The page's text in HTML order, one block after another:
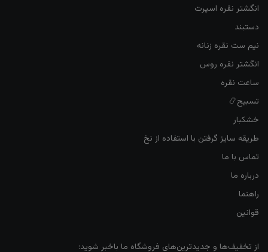
انگشتر نقره اسپرت
دستبند
نیم ست نقره زنانه
انگشتر نقره روس
ساعت نقره
تسبیح📿
خشکبار
طریقه سایز گرفتن با استفاده از نخ
تماس با ما
درباره ما
راهنما
قوانین
از تخفیف‌ها و جدیدترین‌های فروشگاه ما باخبر شوید: